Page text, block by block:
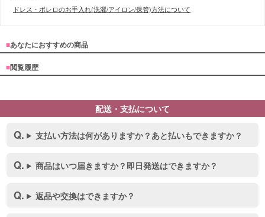
ドレス・ボレロのお手入れ(洗濯/アイロン/保管)方法について
■あなたにおすすめの商品
■閲覧履歴
配送・支払について
支払い方法は何がありますか？あと払いもできますか？
商品はいつ届きますか？即日発送はできますか？
返品や交換はできますか？